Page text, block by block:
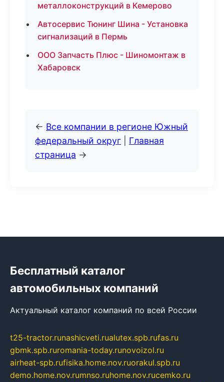
металлоконструкций в Кемерово
Автосервис Тюнинг Шина - Установка
сигнализаций в Пермь
ООО Запчасть Плюс - Шиномонтаж в
Хабаровск
← Все компании в регионе Южный
федеральный округ
Главная
страница →
Бесплатный каталог
автомобильных компаний
Актуальный каталог компаний по всей России
t25-tractor.runashicveti.rualutex.spb.rufas.ru
gbmk.spb.ruromania-today.runovoizol.ru
airheat-spb.rufisika.home.nov.ruorakul.spb.ru
demo.home.nov.rumnso.ruhome.nov.rucemko.ru